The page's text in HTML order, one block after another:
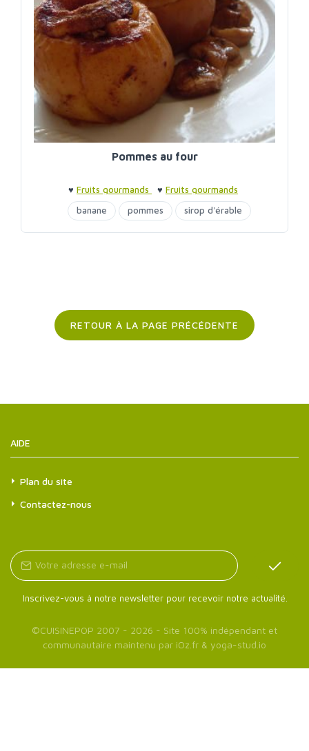
Pommes au four
♥ Fruits gourmands ♥ Fruits gourmands
banane
pommes sirop d'érable
RETOUR À LA PAGE PRÉCÉDENTE
AIDE
Plan du site
Contactez-nous
Inscrivez-vous à notre newsletter pour recevoir notre actualité.
©CUISINEPOP 2007 - 2026 - Site 100% indépendant et
communautaire maintenu par iOz.fr & yoga-stud.io